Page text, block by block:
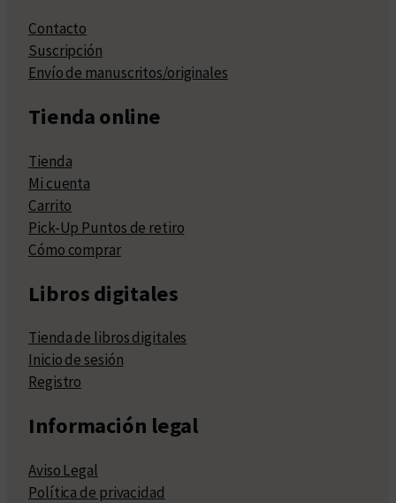
Contacto
Suscripción
Envío de manuscritos/originales
Tienda online
Tienda
Mi cuenta
Carrito
Pick-Up Puntos de retiro
Cómo comprar
Libros digitales
Tienda de libros digitales
Inicio de sesión
Registro
Información legal
Aviso Legal
Política de privacidad